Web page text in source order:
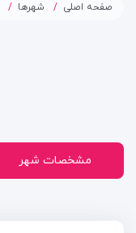
صفحه اصلی شهرها
مشخصات شهر